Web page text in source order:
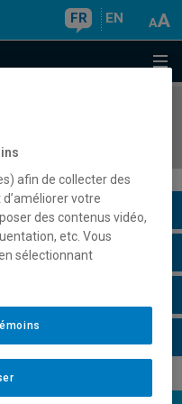
FR EN
afin de collecter des
votre
des contenus vidéo,
etc. Vous
sélectionnant